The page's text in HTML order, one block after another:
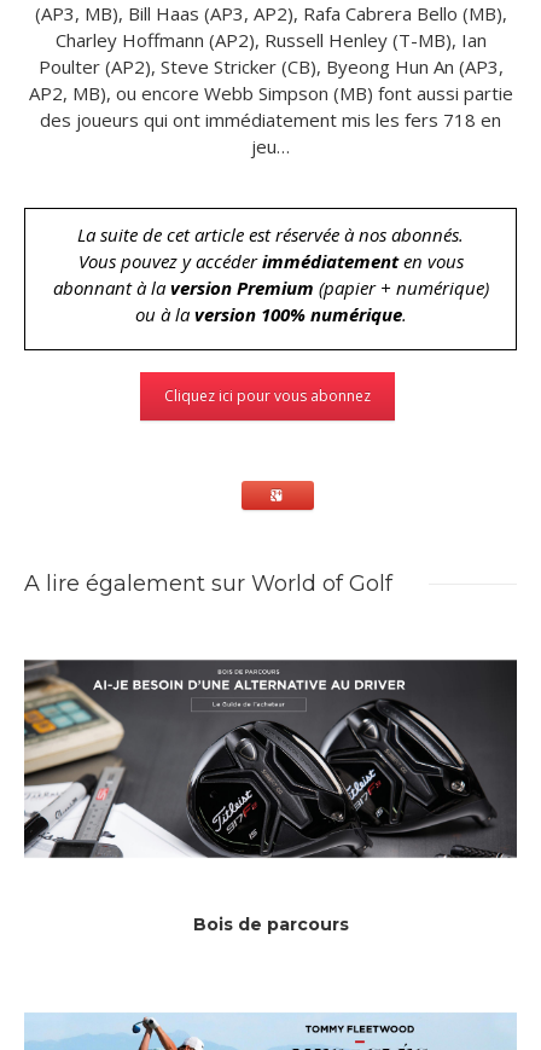
(AP3, MB), Bill Haas (AP3, AP2), Rafa Cabrera Bello (MB),
Charley Hoffmann (AP2), Russell Henley (T-MB), Ian
Poulter (AP2), Steve Stricker (CB), Byeong Hun An (AP3,
AP2, MB), ou encore Webb Simpson (MB) font aussi partie
des joueurs qui ont immédiatement mis les fers 718 en
jeu…
La suite de cet article est réservée à nos abonnés.
Vous pouvez y accéderimmédiatementen vous
abonnant à la version Premium (papier + numérique)
ou à la version 100% numérique.
Cliquez ici pour vous abonnez
A lire également sur World of Golf
Bois de parcours